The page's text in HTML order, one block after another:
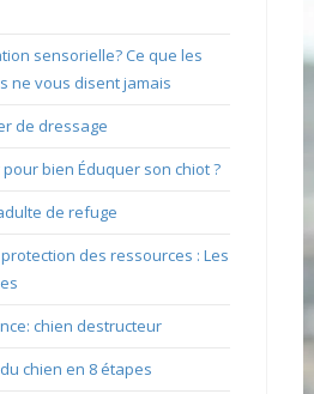
sensorielle? Ce que les
ne vous disent jamais
de dressage
bien Éduquer son chiot ?
de refuge
des ressources : Les
chien destructeur
chien en 8 étapes